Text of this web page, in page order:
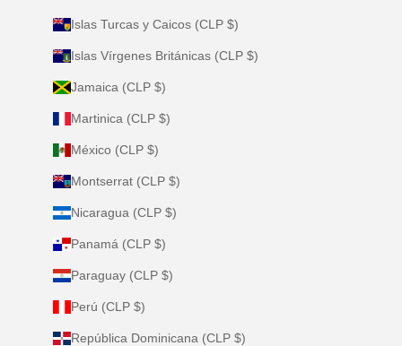
Islas Turcas y Caicos (CLP $)
Islas Vírgenes Británicas (CLP $)
Jamaica (CLP $)
Martinica (CLP $)
México (CLP $)
Montserrat (CLP $)
Nicaragua (CLP $)
Panamá (CLP $)
Paraguay (CLP $)
Perú (CLP $)
República Dominicana (CLP $)